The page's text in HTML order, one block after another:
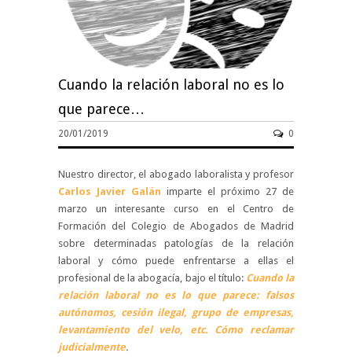
Cuando la relación laboral no es lo
que parece…
20/01/2019 0
Nuestro director, el abogado laboralista y profesor
Carlos Javier Galán imparte el próximo 27 de
marzo un interesante curso en el Centro de
Formación del Colegio de Abogados de Madrid
sobre determinadas patologías de la relación
laboral y cómo puede enfrentarse a ellas el
profesional de la abogacía, bajo el título: Cuando la
relación laboral no es lo que parece: falsos
autónomos, cesión ilegal, grupo de empresas,
levantamiento del velo, etc. Cómo reclamar
judicialmente.